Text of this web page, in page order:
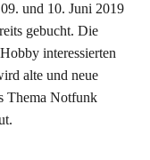
und 10. Juni 2019
gebucht. Die
interessierten
alte und neue
Thema Notfunk